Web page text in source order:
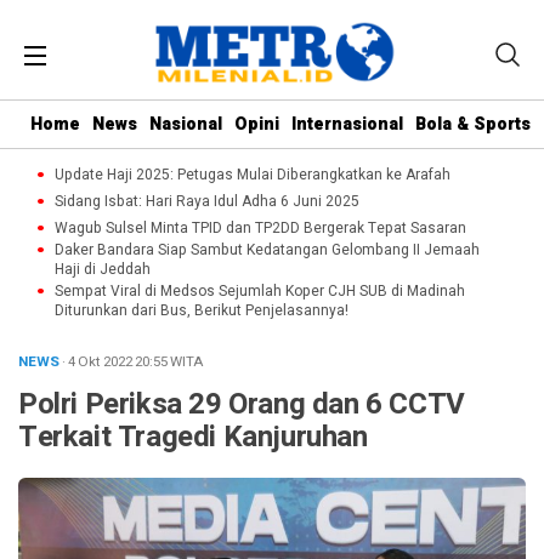
Home News Nasional Opini Internasional Bola & Sports
Update Haji 2025: Petugas Mulai Diberangkatkan ke Arafah
Sidang Isbat: Hari Raya Idul Adha 6 Juni 2025
Wagub Sulsel Minta TPID dan TP2DD Bergerak Tepat Sasaran
Daker Bandara Siap Sambut Kedatangan Gelombang II Jemaah
Haji di Jeddah
Sempat Viral di Medsos Sejumlah Koper CJH SUB di Madinah
Diturunkan dari Bus, Berikut Penjelasannya!
NEWS· 4 Okt 202220:55WITA
Polri Periksa 29 Orang dan 6 CCTV
Terkait Tragedi Kanjuruhan